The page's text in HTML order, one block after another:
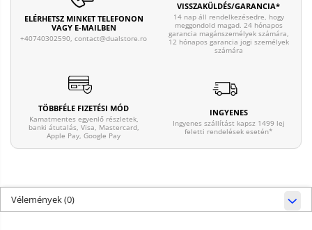
ELÉRHETSZ MINKET TELEFONON
VAGY E-MAILBEN
+40740302590, contact@dualstore.ro
VISSZAKÜLDÉS/GARANCIA*
14 nap áll rendelkezésedre, hogy
meggondold magad. 24 hónapos
garancia magánszemélyek számára,
12 hónapos garancia jogi személyek
számára
TÖBBFÉLE FIZETÉSI MÓD
Kamatmentes egyenlő részletek,
banki átutalás, Visa, Mastercard,
Apple Pay, Google Pay
INGYENES
Ingyenes szállítást kapsz 1499 lej
feletti rendelések esetén*
Vélemények(0)